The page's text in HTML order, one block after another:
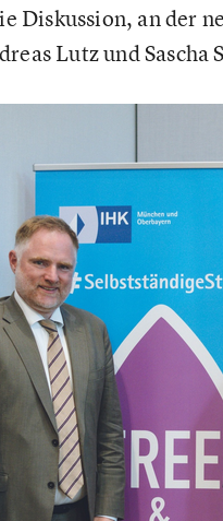
Diskussion, an der
Lutz und Sascha